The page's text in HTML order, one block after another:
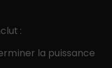
:
la puissance